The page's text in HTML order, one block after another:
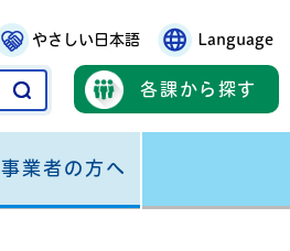
やさしい日本語 Language
各課から探す
事業者の方へ